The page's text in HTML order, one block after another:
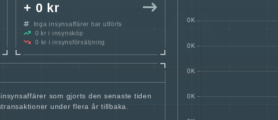
+ 0 kr
Inga insynsaffärer har utförts
0 kr i insynsköp
0 kr i insynsförsäljning
som gjorts den senaste tiden
under flera år tillbaka.